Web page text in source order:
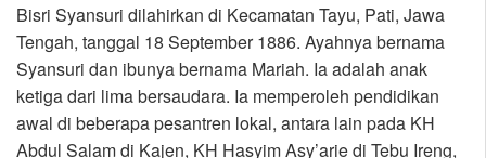
Bisri Syansuri dilahirkan di Kecamatan Tayu, Pati, Jawa
Tengah, tanggal 18 September 1886. Ayahnya bernama
Syansuri dan ibunya bernama Mariah. Ia adalah anak
ketiga dari lima bersaudara. Ia memperoleh pendidikan
awal di beberapa pesantren lokal, antara lain pada KH
Abdul Salam di Kajen, KH Hasyim Asy’arie di Tebu Ireng,